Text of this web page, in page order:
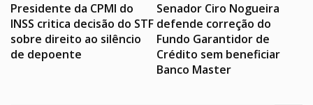
Presidente da CPMI do
INSS critica decisão do STF
sobre direito ao silêncio
de depoente
Senador Ciro Nogueira
defende correção do
Fundo Garantidor de
Crédito sem beneficiar
Banco Master